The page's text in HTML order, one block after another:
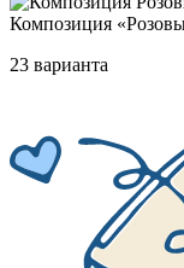
Ком­по­зи­ция
23 варианта